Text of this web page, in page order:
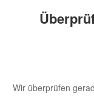
Wir überprüfen